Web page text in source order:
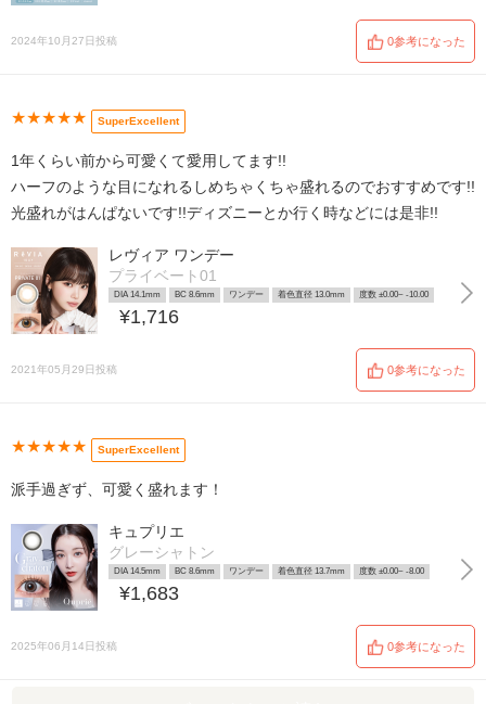
2024年10月27日投稿 0参考になった
★★★★★ SuperExcellent
1年くらい前から可愛くて愛用してます!!
ハーフのような目になれるしめちゃくちゃ盛れるのでおすすめです!!
光盛れがはんぱないです!!ディズニーとか行く時などには是非!!
レヴィア ワンデー
プライベート01
DIA 14.1mm BC 8.6mm ワンデー 着色直径 13.0mm 度数 ±0.00~ -10.00
¥1,716
2021年05月29日投稿 0参考になった
★★★★★ SuperExcellent
派手過ぎず、可愛く盛れます！
キュプリエ
グレーシャトン
DIA 14.5mm BC 8.6mm ワンデー 着色直径 13.7mm 度数 ±0.00~ -8.00
¥1,683
2025年06月14日投稿 0参考になった